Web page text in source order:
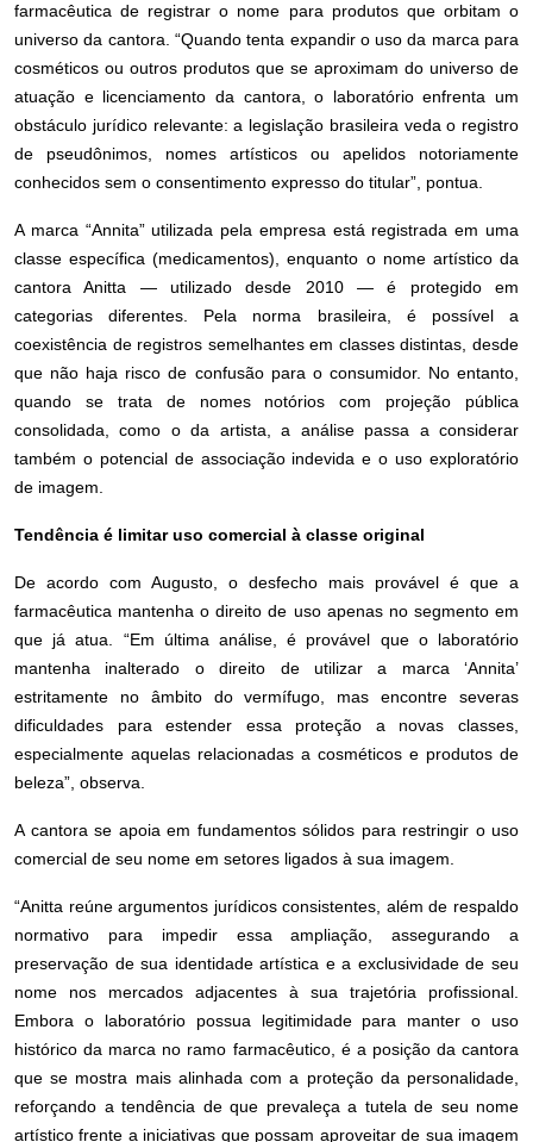
farmacêutica de registrar o nome para produtos que orbitam o
universo da cantora. “Quando tenta expandir o uso da marca para
cosméticos ou outros produtos que se aproximam do universo de
atuação e licenciamento da cantora, o laboratório enfrenta um
obstáculo jurídico relevante: a legislação brasileira veda o registro
de pseudônimos, nomes artísticos ou apelidos notoriamente
conhecidos sem o consentimento expresso do titular”, pontua.
A marca “Annita” utilizada pela empresa está registrada em uma
classe específica (medicamentos), enquanto o nome artístico da
cantora Anitta — utilizado desde 2010 — é protegido em
categorias diferentes. Pela norma brasileira, é possível a
coexistência de registros semelhantes em classes distintas, desde
que não haja risco de confusão para o consumidor. No entanto,
quando se trata de nomes notórios com projeção pública
consolidada, como o da artista, a análise passa a considerar
também o potencial de associação indevida e o uso exploratório
de imagem.
Tendência é limitar uso comercial à classe original
De acordo com Augusto, o desfecho mais provável é que a
farmacêutica mantenha o direito de uso apenas no segmento em
que já atua. “Em última análise, é provável que o laboratório
mantenha inalterado o direito de utilizar a marca ‘Annita’
estritamente no âmbito do vermífugo, mas encontre severas
dificuldades para estender essa proteção a novas classes,
especialmente aquelas relacionadas a cosméticos e produtos de
beleza”, observa.
A cantora se apoia em fundamentos sólidos para restringir o uso
comercial de seu nome em setores ligados à sua imagem.
“Anitta reúne argumentos jurídicos consistentes, além de respaldo
normativo para impedir essa ampliação, assegurando a
preservação de sua identidade artística e a exclusividade de seu
nome nos mercados adjacentes à sua trajetória profissional.
Embora o laboratório possua legitimidade para manter o uso
histórico da marca no ramo farmacêutico, é a posição da cantora
que se mostra mais alinhada com a proteção da personalidade,
reforçando a tendência de que prevaleça a tutela de seu nome
artístico frente a iniciativas que possam aproveitar de sua imagem